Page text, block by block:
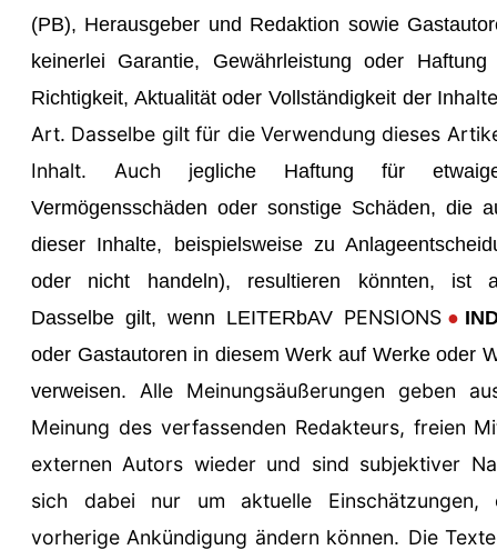
(PB), Herausgeber und Redaktion sowie
keinerlei Garantie, Gewährleistung oder
Richtigkeit, Aktualität oder Vollständigkeit der Inh
Art. Dasselbe gilt für die Verwendung dieses
Inhalt. Auch jegliche Haftung für
Vermögensschäden oder sonstige Schäden, die
dieser Inhalte, beispielsweise zu
oder nicht handeln), resultieren könnten, ist
Dasselbe gilt, wenn LEITERbAV PENSIONS ●
oder Gastautoren in diesem Werk auf Werke oder
verweisen. Alle Meinungsäußerungen geben
Meinung des verfassenden Redakteurs, freien
externen Autors wieder und sind subjektiver
sich dabei nur um aktuelle Einschätzungen,
vorherige Ankündigung ändern können. Die